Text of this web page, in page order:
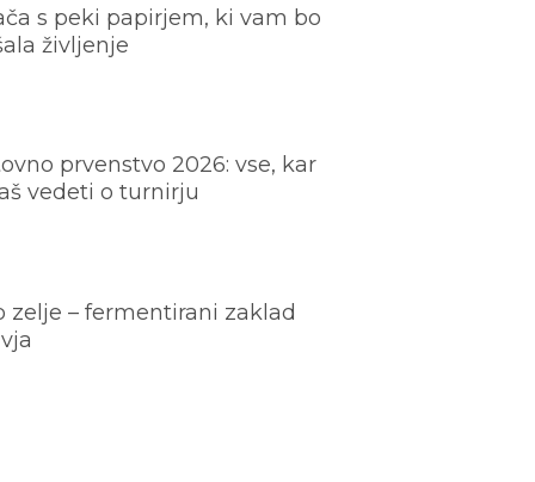
s peki papirjem, ki vam bo
življenje
prvenstvo 2026: vse, kar
vedeti o turnirju
zelje – fermentirani zaklad